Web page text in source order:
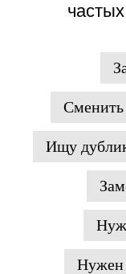
Сменить
Ищу
Нужен